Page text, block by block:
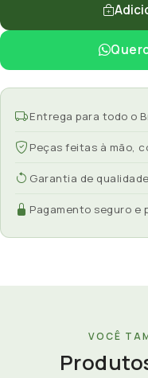
Entrega para todo o
Peças feitas à mão,
Garantia de
Pagamento seguro e
VOCÊ